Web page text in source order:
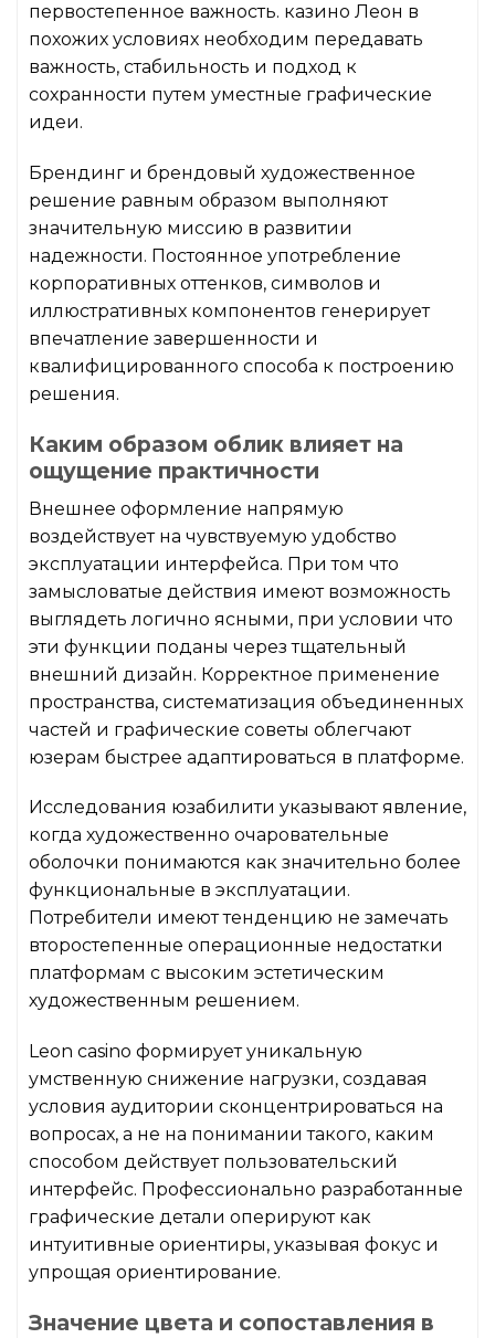
первостепенное важность. казино Леон в
похожих условиях необходим передавать
важность, стабильность и подход к
сохранности путем уместные графические
идеи.
Брендинг и брендовый художественное
решение равным образом выполняют
значительную миссию в развитии
надежности. Постоянное употребление
корпоративных оттенков, символов и
иллюстративных компонентов генерирует
впечатление завершенности и
квалифицированного способа к построению
решения.
Каким образом облик влияет на
ощущение практичности
Внешнее оформление напрямую
воздействует на чувствуемую удобство
эксплуатации интерфейса. При том что
замысловатые действия имеют возможность
выглядеть логично ясными, при условии что
эти функции поданы через тщательный
внешний дизайн. Корректное применение
пространства, систематизация объединенных
частей и графические советы облегчают
юзерам быстрее адаптироваться в платформе.
Исследования юзабилити указывают явление,
когда художественно очаровательные
оболочки понимаются как значительно более
функциональные в эксплуатации.
Потребители имеют тенденцию не замечать
второстепенные операционные недостатки
платформам с высоким эстетическим
художественным решением.
Leon casino формирует уникальную
умственную снижение нагрузки, создавая
условия аудитории сконцентрироваться на
вопросах, а не на понимании такого, каким
способом действует пользовательский
интерфейс. Профессионально разработанные
графические детали оперируют как
интуитивные ориентиры, указывая фокус и
упрощая ориентирование.
Значение цвета и сопоставления в